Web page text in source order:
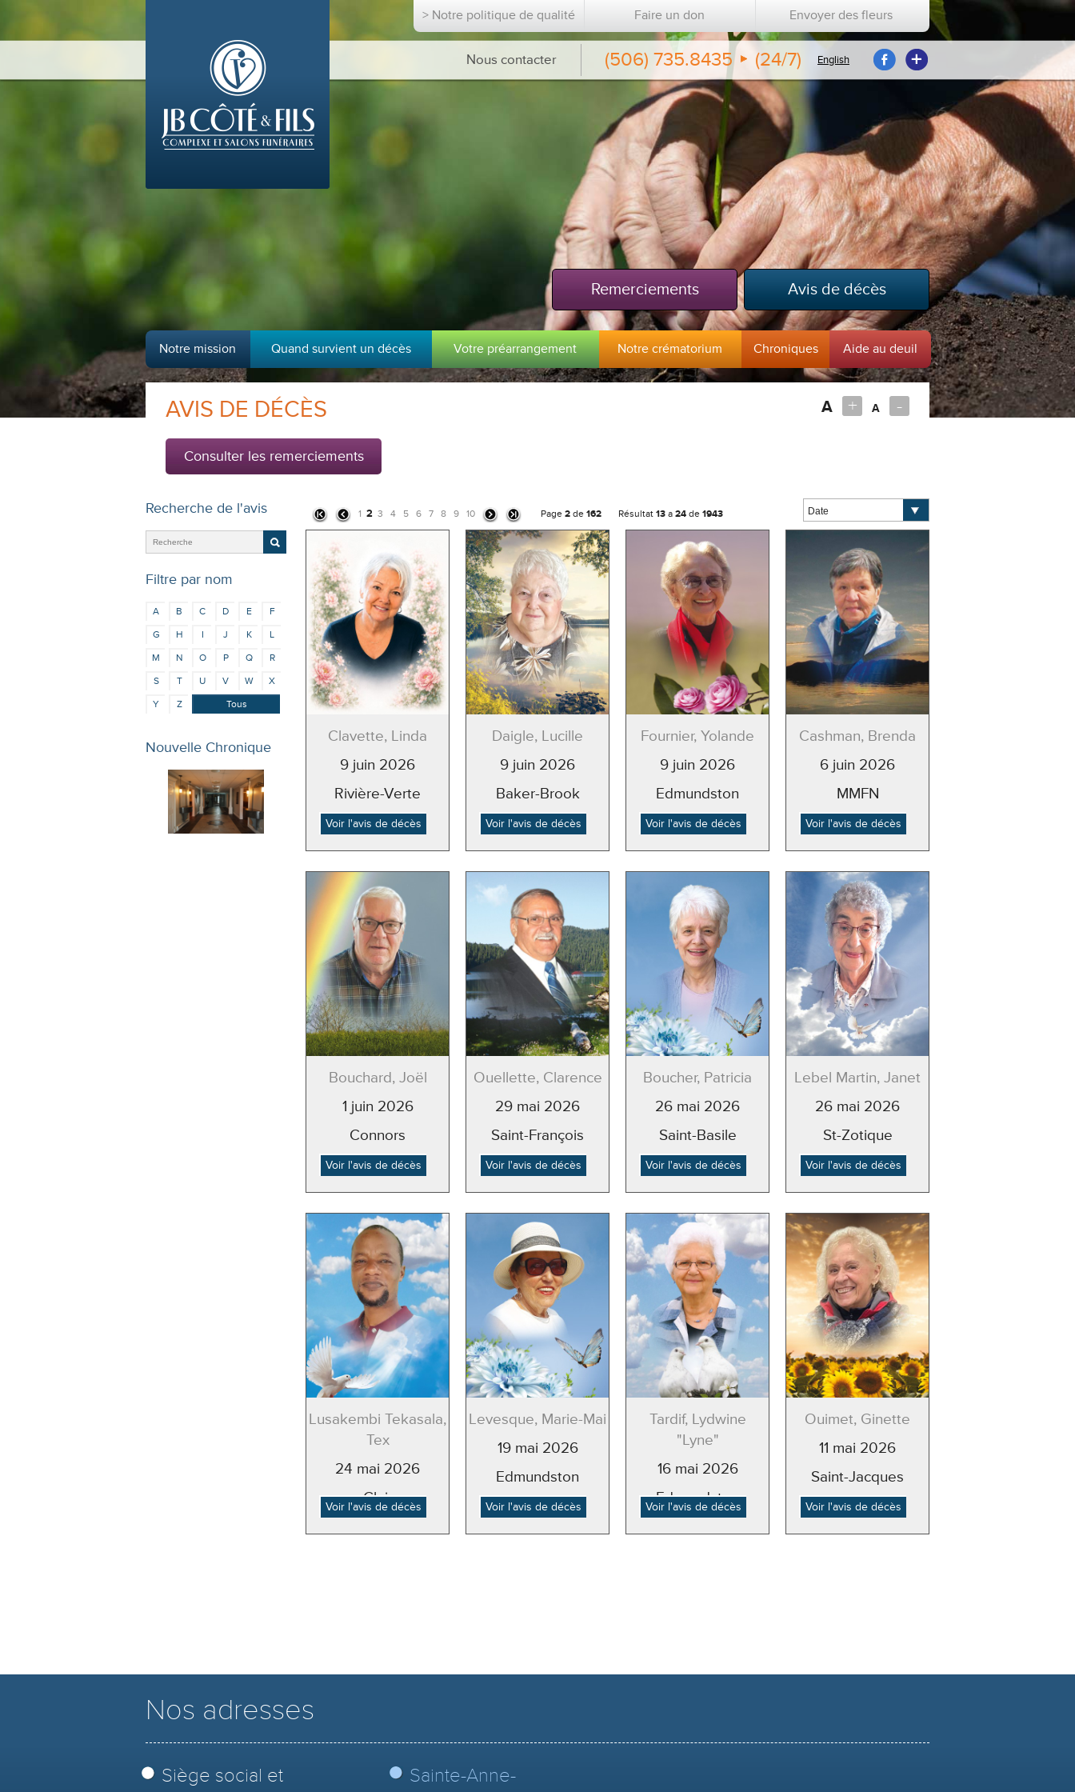
> Notre politique de qualité Faire un don Envoyer des fleurs
Nous contacter (506) 735.8435 (24/7) English
Avis de décès
Remerciements
Notre mission Quand survient un décès Votre préarrangement Notre crématorium Chroniques Aide au deuil
A + A -
AVIS DE DÉCÈS
Consulter les remerciements
Recherche de l'avis
Filtre par nom
A B C D E
F
G
H I J K
L
M
N O P Q
R
S
T U V W
X
Y
Z Tous
1 2 3 4 5 6 7 8 9 10 Page 2 de 162 Résultat 13 a 24 de 1943
Clavette, Linda
9 juin 2026
Rivière-Verte
Voir l'avis de décès
Daigle, Lucille
9 juin 2026
Baker-Brook
Voir l'avis de décès
Fournier, Yolande
9 juin 2026
Edmundston
Voir l'avis de décès
Cashman, Brenda
6 juin 2026
MMFN
Voir l'avis de décès
Bouchard, Joël
1 juin 2026
Connors
Voir l'avis de décès
Ouellette, Clarence
29 mai 2026
Saint-François
Voir l'avis de décès
Boucher, Patricia
26 mai 2026
Saint-Basile
Voir l'avis de décès
Lebel Martin, Janet
26 mai 2026
St-Zotique
Voir l'avis de décès
Lusakembi Tekasala,
Tex
24 mai 2026
Clair
Voir l'avis de décès
Levesque, Marie-Mai
19 mai 2026
Edmundston
Voir l'avis de décès
Tardif, Lydwine
"Lyne"
16 mai 2026
Edmundston
Voir l'avis de décès
Ouimet, Ginette
11 mai 2026
Saint-Jacques
Voir l'avis de décès
Nouvelle Chronique
Nos adresses
Siège social et
Sainte-Anne-